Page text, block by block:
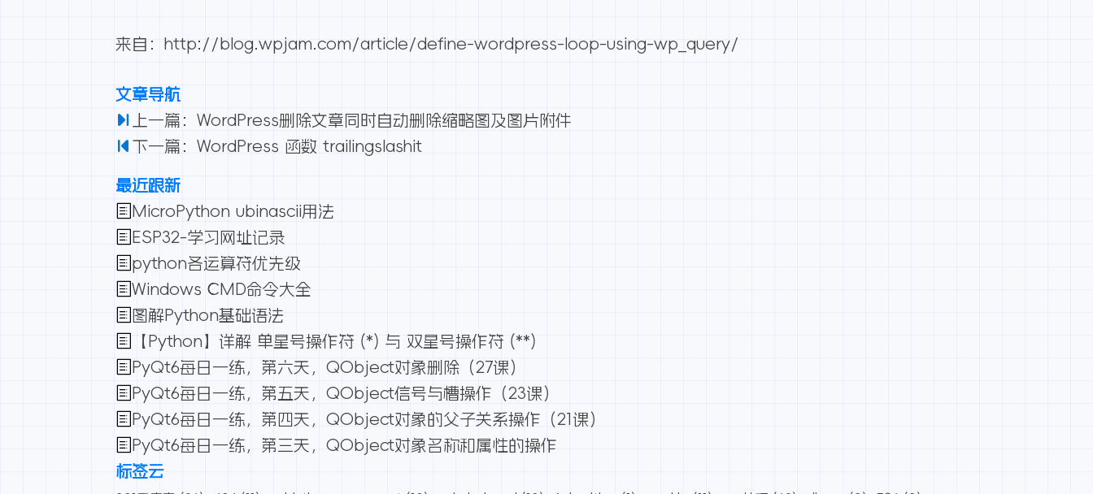
来自：http://blog.wpjam.com/article/define-wordpress-loop-using-wp_query/
文章导航
上一篇：WordPress删除文章同时自动删除缩略图及图片附件
下一篇：WordPress 函数 trailingslashit
最近跟新
MicroPython ubinascii用法
ESP32-学习网址记录
python各运算符优先级
Windows CMD命令大全
图解Python基础语法
【Python】详解 单星号操作符 (*) 与 双星号操作符 (**)
PyQt6每日一练，第六天，QObject对象删除（27课）
PyQt6每日一练，第五天，QObject信号与槽操作（23课）
PyQt6每日一练，第四天，QObject对象的父子关系操作（21课）
PyQt6每日一练，第三天，QObject对象名称和属性的操作
标签云